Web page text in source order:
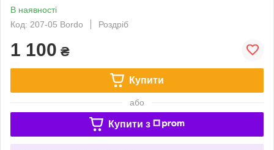
В наявності
Код: 207-05 Bordo
Роздріб
1 100 ₴
Купити
або
Купити з